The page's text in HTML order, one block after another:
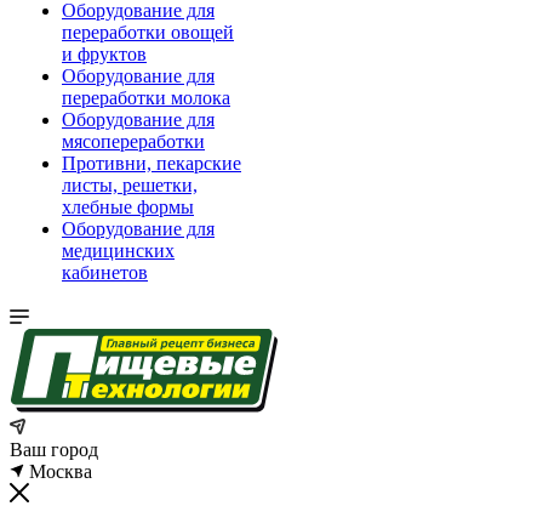
Оборудование для
переработки овощей
и фруктов
Оборудование для
переработки молока
Оборудование для
мясопереработки
Противни, пекарские
листы, решетки,
хлебные формы
Оборудование для
медицинских
кабинетов
Ваш город
Москва